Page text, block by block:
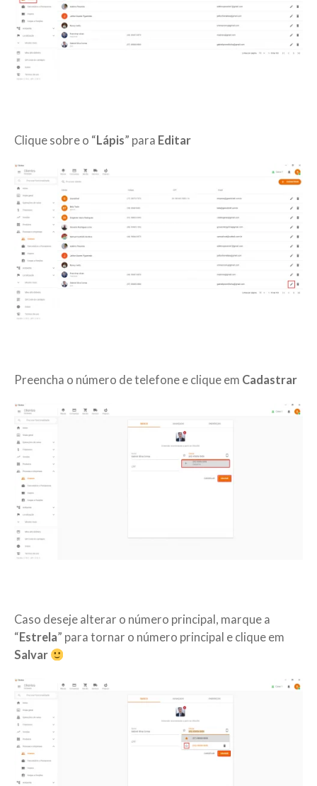
Clique sobre o “Lápis” para Editar
Preencha o número de telefone e clique em Cadastrar
Caso deseje alterar o número principal, marque a
“Estrela” para tornar o número principal e clique em
Salvar